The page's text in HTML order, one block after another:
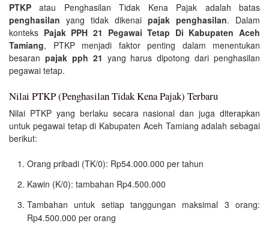
PTKP atau Penghasilan Tidak Kena Pajak adalah batas
penghasilan yang tidak dikenai pajak penghasilan. Dalam
konteks Pajak PPH 21 Pegawai Tetap Di Kabupaten Aceh
Tamiang, PTKP menjadi faktor penting dalam menentukan
besaran pajak pph 21 yang harus dipotong dari penghasilan
pegawai tetap.
Nilai PTKP (Penghasilan Tidak Kena Pajak) Terbaru
Nilai PTKP yang berlaku secara nasional dan juga diterapkan
untuk pegawai tetap di Kabupaten Aceh Tamiang adalah sebagai
berikut:
Orang pribadi (TK/0): Rp54.000.000 per tahun
Kawin (K/0): tambahan Rp4.500.000
Tambahan untuk setiap tanggungan maksimal 3 orang:
Rp4.500.000 per orang